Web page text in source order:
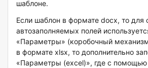
шаблоне.
Если шаблон в формате docx, то для
автозаполняемых полей
«Параметры» (коробочный
в формате xlsx, то дополнительно
«Параметры (excel)», где с